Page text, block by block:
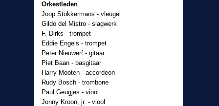
Orkestleden
Joop Stokkermans - vleugel
Gildo del Mistro - slagwerk
F. Dirks - trompet
Eddie Engels - trompet
Peter Nieuwerf - gitaar
Piet Baan - basgitaar
Harry Mooten - accordeon
Rudy Bosch - trombone
Paul Geugjes - viool
Jonny Kroon, jr. - viool